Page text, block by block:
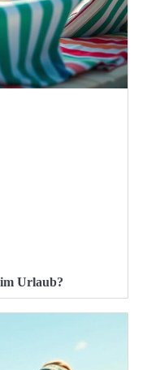
Urlaub?